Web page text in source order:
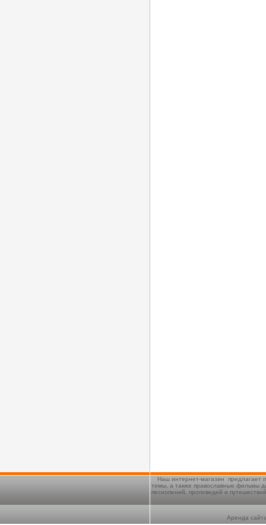
Наш интернет-магазин предлагает
темы, а также православные фильмы
песнопений, проповедей и
Аренда